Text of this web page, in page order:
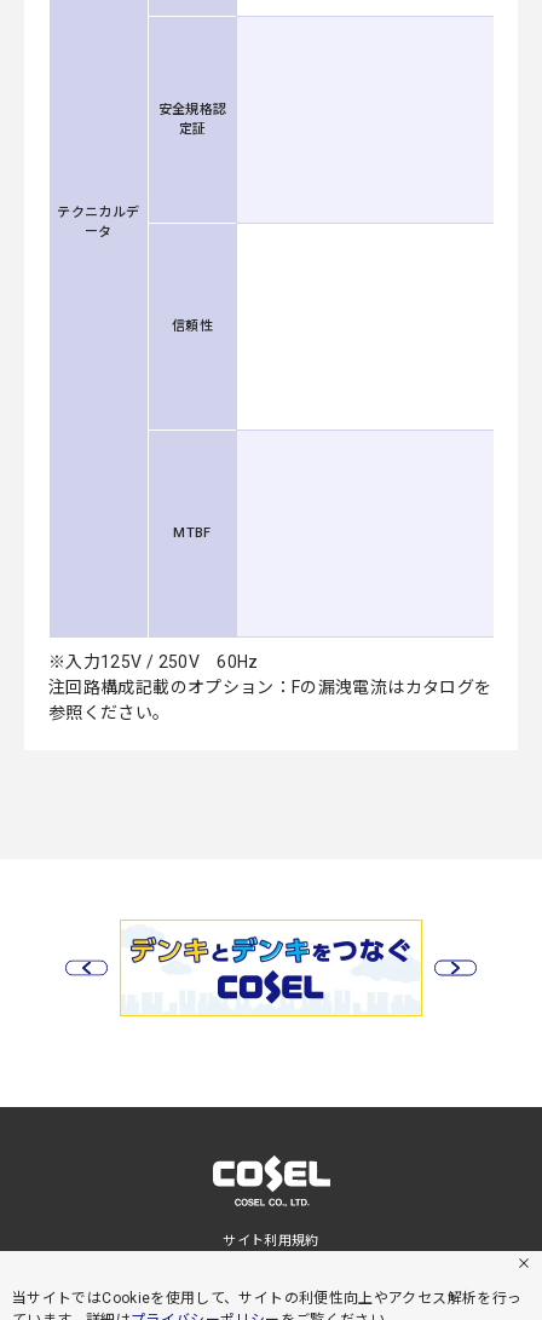
当サイトではCookieを使用して、サイトの利便性向上やアクセス解析を行っ
テクニカルデ
ータ
安全規格認
定証
信頼性
MTBF
※入力125V / 250V 60Hz
注回路構成記載のオプション：Fの漏洩電流はカタログを
参照ください。
サイト利用規約